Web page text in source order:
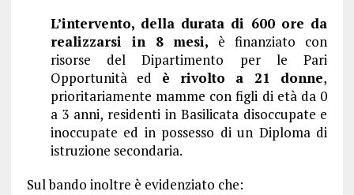
L’intervento, della durata di 600 ore da
realizzarsi in 8 mesi, è finanziato con
risorse del Dipartimento per le Pari
Opportunità ed è rivolto a 21 donne,
prioritariamente mamme con figli di età da 0
a 3 anni, residenti in Basilicata disoccupate e
inoccupate ed in possesso di un Diploma di
istruzione secondaria.
Sul bando inoltre è evidenziato che: